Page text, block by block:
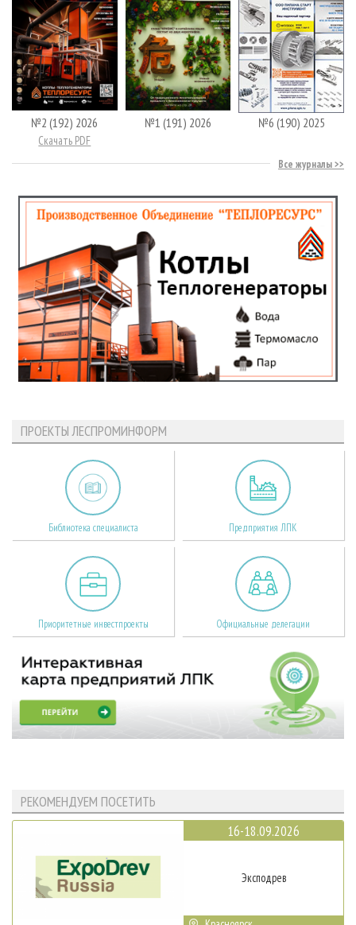
№2 (192) 2026
Скачать PDF
№1 (191) 2026 №6 (190) 2025
Все журналы
ПРОЕКТЫ ЛЕСПРОМИНФОРМ
Библиотека специалиста Предприятия ЛПК
Приоритетные инвестпроекты Официальные делегации
РЕКОМЕНДУЕМ ПОСЕТИТЬ
16-18.09.2026
Эксподрев